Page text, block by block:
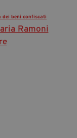
dei beni confiscati
Ramoni